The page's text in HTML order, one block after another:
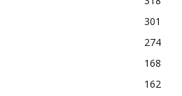
301
274
168
162